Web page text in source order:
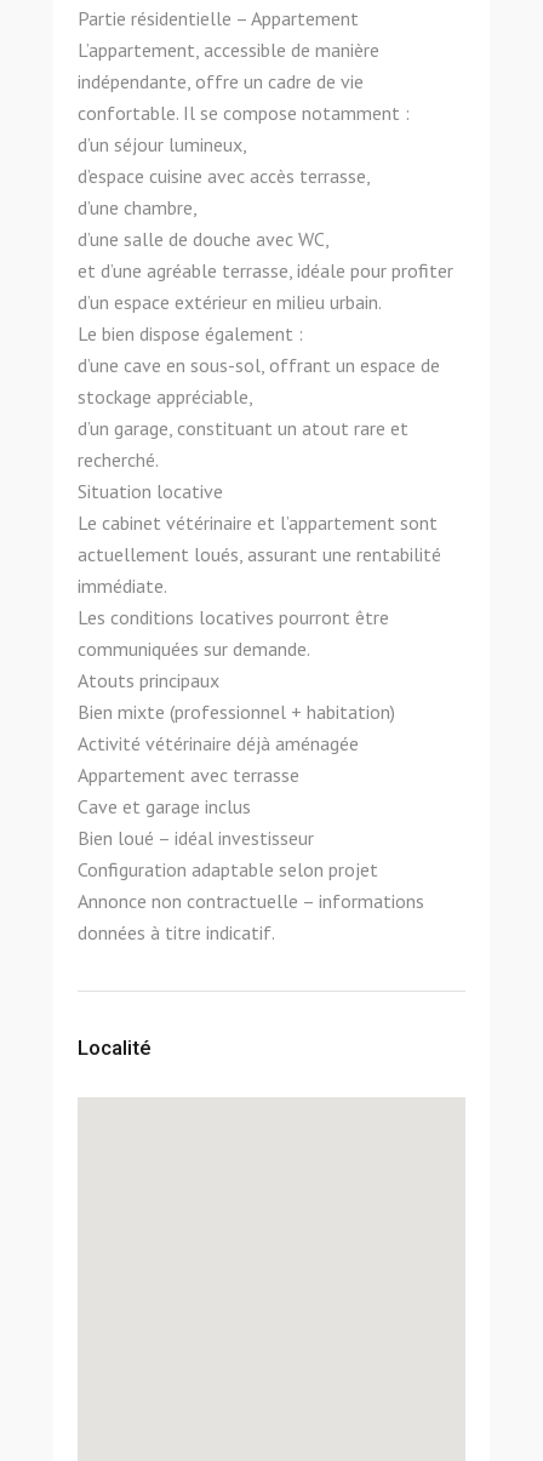
Partie résidentielle – Appartement
L’appartement, accessible de manière
indépendante, offre un cadre de vie
confortable. Il se compose notamment :
d’un séjour lumineux,
d’espace cuisine avec accès terrasse,
d’une chambre,
d’une salle de douche avec WC,
et d’une agréable terrasse, idéale pour profiter
d’un espace extérieur en milieu urbain.
Le bien dispose également :
d’une cave en sous-sol, offrant un espace de
stockage appréciable,
d’un garage, constituant un atout rare et
recherché.
Situation locative
Le cabinet vétérinaire et l’appartement sont
actuellement loués, assurant une rentabilité
immédiate.
Les conditions locatives pourront être
communiquées sur demande.
Atouts principaux
Bien mixte (professionnel + habitation)
Activité vétérinaire déjà aménagée
Appartement avec terrasse
Cave et garage inclus
Bien loué – idéal investisseur
Configuration adaptable selon projet
Annonce non contractuelle – informations
données à titre indicatif.
Localité